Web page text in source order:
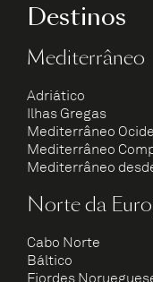
Destinos
Mediterrâneo
Adriático
Ilhas Gregas
Mediterrâneo
Mediterrâneo
Mediterrâneo
Norte da
Cabo Norte
Báltico
Fiordes